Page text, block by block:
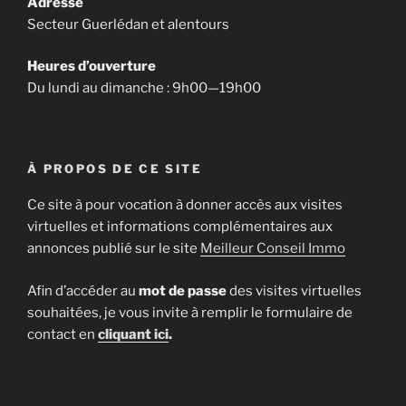
Secteur Guerlédan et alentours
Heures d’ouverture
Du lundi au dimanche : 9h00—19h00
À PROPOS DE CE SITE
Ce site à pour vocation à donner accès aux visites
virtuelles et informations complémentaires aux
annonces publié sur le site Meilleur Conseil Immo
Afin d’accéder au mot de passedes visites virtuelles
souhaitées, je vous invite à remplir le formulaire de
contact en cliquant ici.